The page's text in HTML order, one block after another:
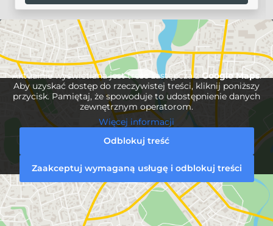
Aktualnie wyświetlana jest treść zastępcza z Google Maps.
Aby uzyskać dostęp do rzeczywistej treści, kliknij poniższy
przycisk. Pamiętaj, że spowoduje to udostępnienie danych
zewnętrznym operatorom.
Więcej informacji
Odblokuj treść
Zaakceptuj wymaganą usługę i odblokuj treści